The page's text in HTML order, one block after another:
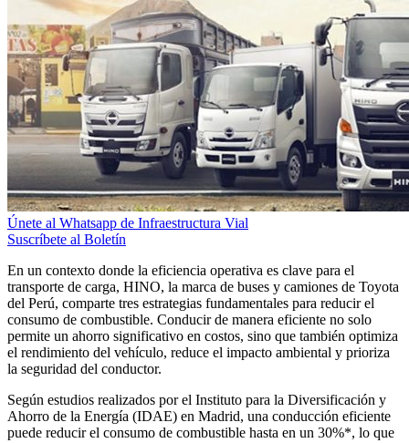
Únete al Whatsapp de Infraestructura Vial
Suscríbete al Boletín
En un contexto donde la eficiencia operativa es clave para el
transporte de carga, HINO, la marca de buses y camiones de Toyota
del Perú, comparte tres estrategias fundamentales para reducir el
consumo de combustible. Conducir de manera eficiente no solo
permite un ahorro significativo en costos, sino que también optimiza
el rendimiento del vehículo, reduce el impacto ambiental y prioriza
la seguridad del conductor.
Según estudios realizados por el Instituto para la Diversificación y
Ahorro de la Energía (IDAE) en Madrid, una conducción eficiente
puede reducir el consumo de combustible hasta en un 30%*, lo que